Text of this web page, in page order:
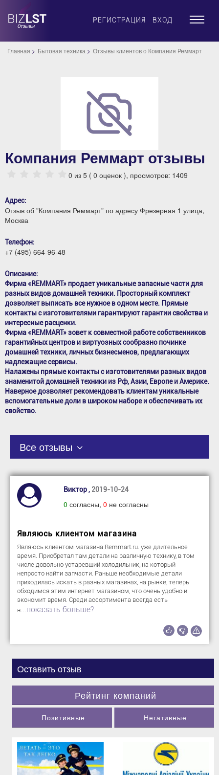
РЕГИСТРАЦИЯ ВХОД ×
Главная Бытовая техника Отзывы клиентов о Компания Реммарт
Компания Реммарт отзывы
0 из 5 ( 0 оценок ), просмотров: 1409
Адрес:
Отзыв об "Компания Реммарт" по адресу Фрезерная 1 улица,
Москва
Телефон:
+7 (495) 664-96-48
Описание:
Фирма «REMMART» продает уникальные запасные части для
разных видов домашней техники. Просторный комплект
дозволяет выписать все нужное в одном месте. Прямые
контакты с изготовителями гарантируют гарантии свойства и
интересные расценки.
Фирма «REMMART» зовет к совместной работе собственников
гарантийных центров и виртуозных сообразно починке
домашней техники, личных бизнесменов, предлагающих
надлежащие сервисы.
Налажены прямые контакты с изготовителями разных видов
знаменитой домашней техники из Рф, Азии, Европе и Америке.
Наверное дозволяет рекомендовать клиентам уникальные
вспомогательные доли в широком наборе и обеспечивать их
свойство.
Все отзывы
Виктор , 2019-10-24
0 согласны, 0 не согласны
Являюсь клиентом магазина
Являюсь клиентом магазина Remmart.ru. уже длительное
время. Приобретал там детали на различную технику, в том
числе довольно устаревший холодильник, на который
непросто найти запчасти. Раньше необходимые детали
приходилась искать в разных магазинах, на рынке, теперь
обходимся этим интернет магазином, что очень удобно и
экономит время. Среди ассортимента всегда есть
н...показать больше?
Оставить отзыв
Рейтинг компаний
Позитивные Негативные